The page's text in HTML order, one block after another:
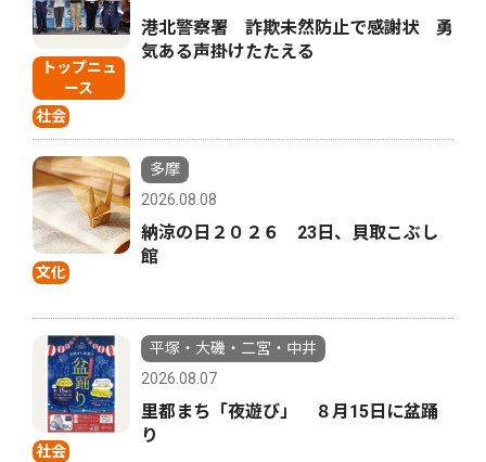
トップニュ
ース
社会
港北警察署 詐欺未然防止で感謝状 勇
気ある声掛けたたえる
文化
多摩
2026.08.08
納涼の日２０２６ 23日、貝取こぶし
館
社会
平塚・大磯・二宮・中井
2026.08.07
里都まち「夜遊び」 ８月15日に盆踊
り